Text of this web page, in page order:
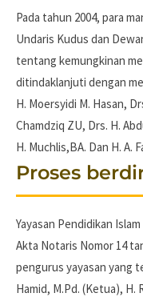
Pada tahun 2004, para
Undaris Kudus dan
tentang kemungkinan
ditindaklanjuti dengan
H. Moersyidi M. Hasan,
Chamdziq ZU, Drs. H.
H. Muchlis,BA. Dan H. A.
Proses
Yayasan Pendidikan
Akta Notaris Nomor 14
pengurus yayasan yang
Hamid, M.Pd. (Ketua), H.